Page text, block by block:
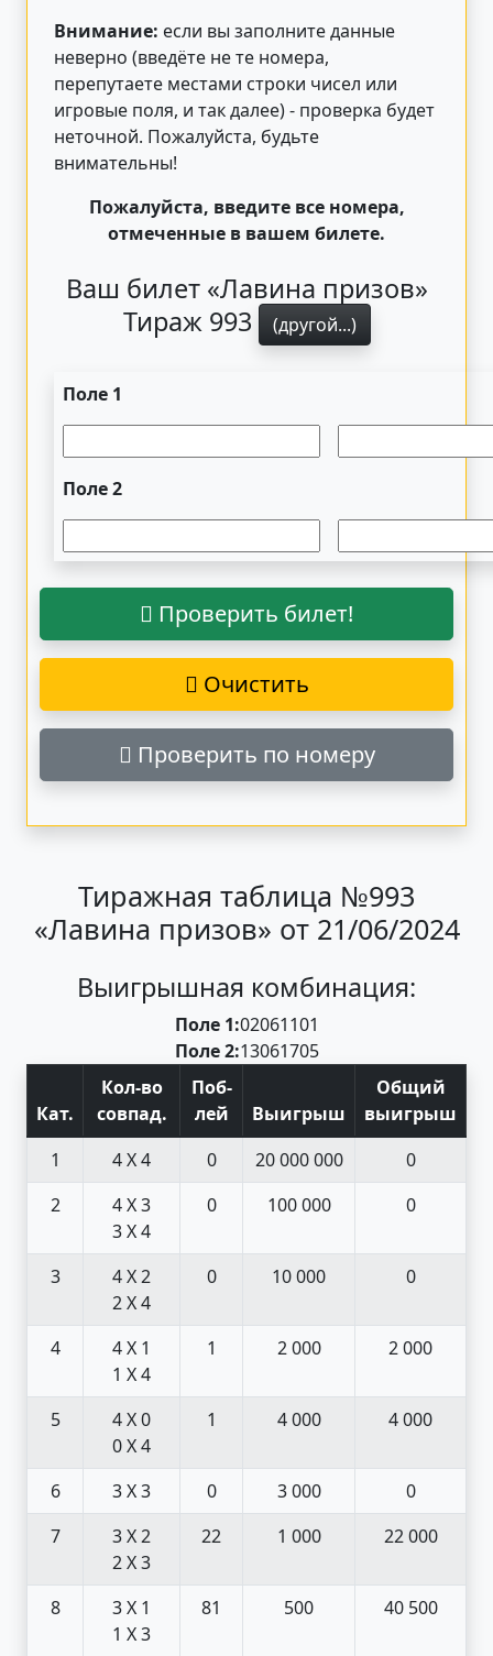
Внимание: если вы заполните данные
неверно (введёте не те номера,
перепутаете местами строки чисел или
игровые поля, и так далее) - проверка будет
неточной. Пожалуйста, будьте
внимательны!
Пожалуйста, введите все номера,
отмеченные в вашем билете.
Ваш билет «Лавина призов»
Тираж 993
(другой...)
Поле 1
Поле 2
Проверить билет!
Очистить
Проверить по номеру
Тиражная таблица №993
«Лавина призов» от 21/06/2024
Выигрышная комбинация:
Поле 1:02061101
Поле 2:13061705
Кат.
Кол-во
совпад.
Поб-
лей
Выигрыш
Общий
выигрыш
1
4 X 4 0 20 000 000
0
2
4 X 3
3 X 4
0 100 000 0
3
4 X 2
2 X 4
0 10 000 0
4
4 X 1
1 X 4
1 2 000 2 000
5
4 X 0
0 X 4
1 4 000 4 000
6 3 X 3 0 3 000
0
7
3 X 2
2 X 3
22 1 000 22 000
8
3 X 1
1 X 3
81 500 40 500